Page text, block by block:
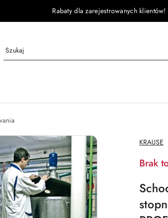
Rabaty dla zarejestrowanych klientów!
NAZWA
KRAUSE
Brak